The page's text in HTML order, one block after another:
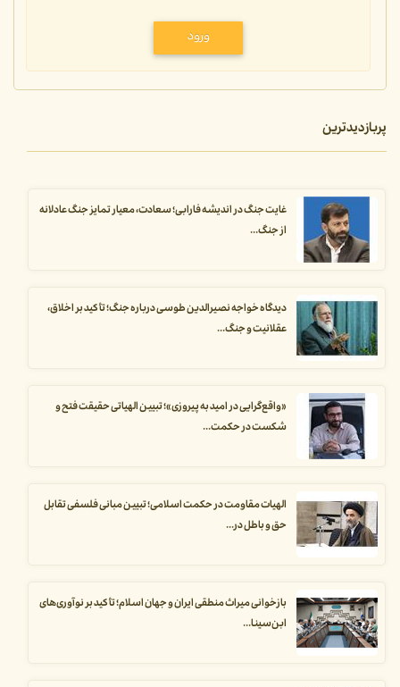
ورود
پربازدیدترین
غایت جنگ در اندیشه فارابی؛ سعادت، معیار تمایز جنگ عادلانه
از جنگ...
دیدگاه خواجه نصیرالدین طوسی درباره جنگ؛ تأکید بر اخلاق،
عقلانیت و جنگ...
«واقع‌گرایی در امید به پیروزی»؛ تبیین الهیاتی حقیقت فتح و
شکست در حکمت...
الهیات مقاومت در حکمت اسلامی؛ تبیین مبانی فلسفی تقابل
حق و باطل در...
بازخوانی میراث منطقی ایران و جهان اسلام؛ تأکید بر نوآوری‌های
ابن‌سینا...